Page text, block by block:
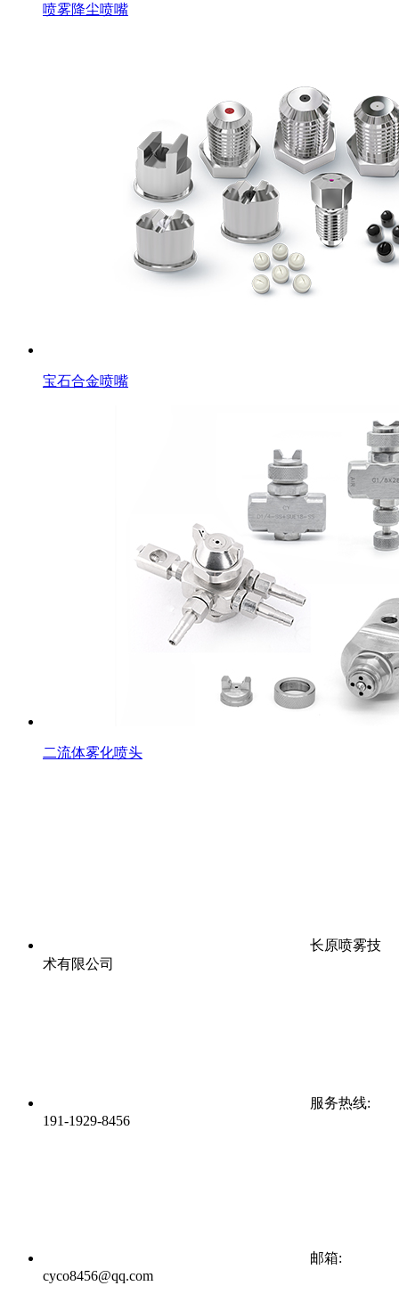
喷雾降尘喷嘴
宝石合金喷嘴
二流体雾化喷头
长原喷雾技
术有限公司
服务热线:
191-1929-8456
邮箱:
cyco8456@qq.com